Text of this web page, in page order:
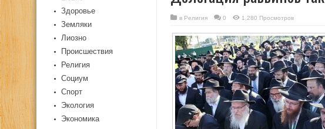
в Религия 0 1,280 Просмотров
Здоровье
Земляки
Лиозно
Происшествия
Религия
Социум
Спорт
Экология
Экономика